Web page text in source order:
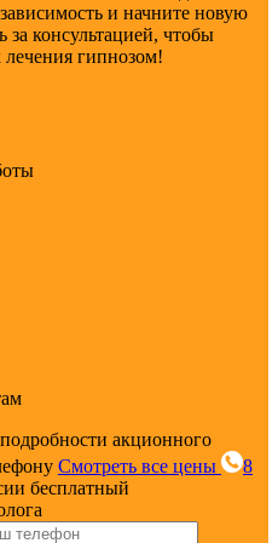
и начните новую
за консультацией, чтобы
лечения гипнозом!
акционного
Смотреть все цены
8
бесплатный